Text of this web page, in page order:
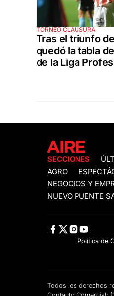
TORNEO CLAUSURA
Tras el triunfo
quedó la tabla
de la Liga
SECCIONES
AGRO
NEGOCIOS Y
NUEVO PUENTE
Política de
Todos los derechos